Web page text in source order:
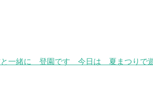
と一緒に 登園です 今日は 夏まつり